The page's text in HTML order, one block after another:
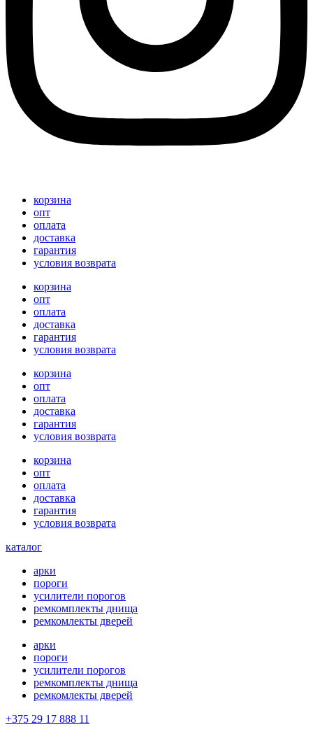
корзина
опт
оплата
доставка
гарантия
условия возврата
корзина
опт
оплата
доставка
гарантия
условия возврата
корзина
опт
оплата
доставка
гарантия
условия возврата
корзина
опт
оплата
доставка
гарантия
условия возврата
каталог
арки
пороги
усилители порогов
ремкомплекты днища
ремкомлекты дверей
арки
пороги
усилители порогов
ремкомплекты днища
ремкомлекты дверей
+375 29 17 888 11